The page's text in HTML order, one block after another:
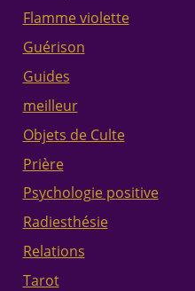
Flamme violette
Guérison
Guides
meilleur
Objets de Culte
Prière
Psychologie positive
Radiesthésie
Relations
Tarot